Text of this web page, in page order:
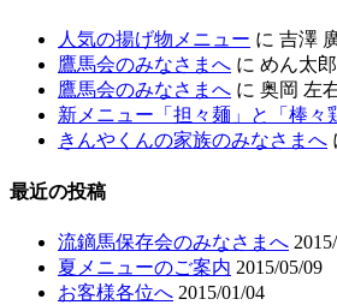
人気の揚げ物メニュー に 吉澤
鷹馬会のみなさまへ に めん太郎
鷹馬会のみなさまへ に 奥岡 左
新メニュー「担々麺」と「棒々
きんやくんの家族のみなさまへ
最近の投稿
流鏑馬保存会のみなさまへ
夏メニューのご案内 2015/05/09
お客様各位へ 2015/01/04